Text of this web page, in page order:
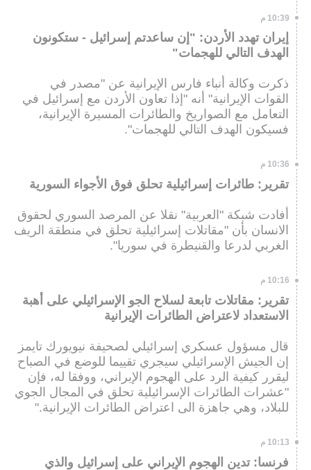
10:39 م
إيران تهدد الأردن: "إن ساعدتم إسرائيل - ستكونون
الهدف التالي للهجمات"
ذكرت وكالة أنباء فارس الإيرانية عن "مصدر في
القوات الإيرانية" أنه "إذا تعاون الأردن مع إسرائيل في
التعامل مع الصواريخ والطائرات المسيرة الإيرانية،
فسيكون الهدف التالي للهجمات".
10:36 م
تقرير: طائرات إسرائيلية تحلق فوق الأجواء السورية
أفادت شبكة "العربية" نقلا عن المرصد السوري لحقوق
الانسان بأن "مقاتلات إسرائيلية تحلق في منطقة الريف
الغربي لدرعا والقنيطرة في سوريا".
10:16 م
تقرير: مقاتلات تابعة لسلاح الجو الإسرائيلي على أهبة
الاستعداد لاعتراض الطائرات الإيرانية
قال مسؤول عسكري إسرائيلي لصحيفة نيويورك تايمز
إن الجيش الإسرائيلي سيجري تقييما للوضع في الصباح
ليقرر كيفية الرد على الهجوم الإيراني، ووفقا له، فإن
"عشرات الطائرات الإسرائيلية تحلق في المجال الجوي
للبلاد، وهي جاهزة الى اعتراض الطائرات الإيرانية."
10:13 م
فرنسا: تدين الهجوم الإيراني على إسرائيل والذي